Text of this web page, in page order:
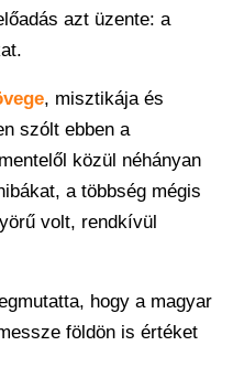
azt üzente: a
, misztikája és
szólt ebben a
közül néhányan
a többség mégis
volt, rendkívül
hogy a magyar
földön is értéket